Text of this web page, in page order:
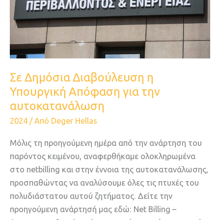
Σε Δημόσια Διαβούλευση η
Υπουργική Απόφαση για την
αυτοκατανάλωση
2024 / Από Deger Hellas
Μόλις τη προηγούμενη ημέρα από την ανάρτηση του
παρόντος κειμένου, αναφερθήκαμε ολοκληρωμένα
στο netbilling και στην έννοια της αυτοκατανάλωσης,
προσπαθώντας να αναλύσουμε όλες τις πτυχές του
πολυδιάστατου αυτού ζητήματος. Δείτε την
προηγούμενη ανάρτησή μας εδώ: Net Billing –
Υπουργική
Απόφαση
για
την
αυτοκατανάλωση